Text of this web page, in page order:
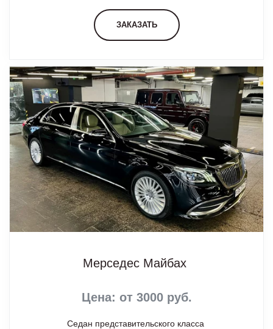
ЗАКАЗАТЬ
Мерседес Майбах
Цена: от 3000 руб.
Седан представительского класса